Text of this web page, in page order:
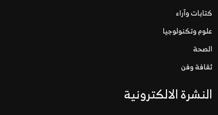
كتابات وآراء
علوم وتكنولوجيا
الصحة
ثقافة وفن
النشرة الالكترونية